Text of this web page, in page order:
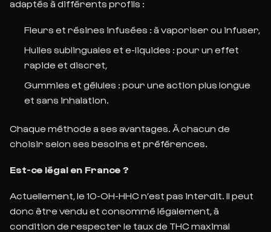
adaptés à différents profils :
Fleurs et résines infusées : à vaporiser ou infuser,
Huiles sublinguales et e-liquides : pour un effet
rapide et discret,
Gummies et gélules : pour une action plus longue
et sans inhalation.
Chaque méthode a ses avantages. À chacun de
choisir selon ses besoins et préférences.
Est-ce légal en France ?
Actuellement, le 10-OH-HHC n’est pas interdit. Il peut
donc être vendu et consommé légalement, à
condition de respecter le taux de THC maximal